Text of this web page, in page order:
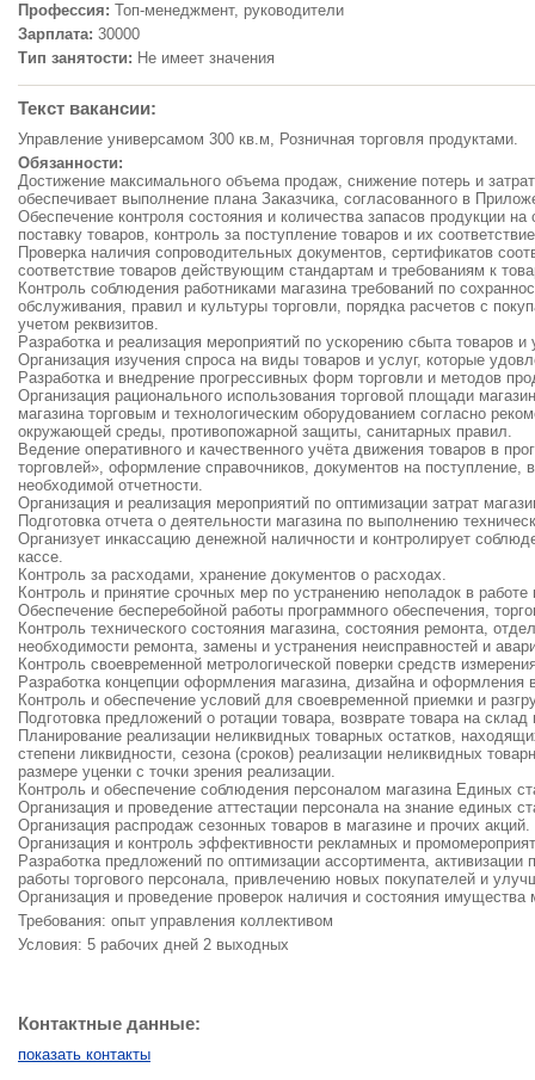
Профессия: Топ-менеджмент, руководители
Зарплата: 30000
Тип занятости: Не имеет значения
Текст вакансии:
Управление универсамом 300 кв.м, Розничная торговля продуктами.
Обязанности:
Достижение максимального объема продаж, снижение потерь и
обеспечивает выполнение плана Заказчика, согласованного в
Обеспечение контроля состояния и количества запасов продукции
поставку товаров, контроль за поступление товаров и их
Проверка наличия сопроводительных документов, сертификатов
соответствие товаров действующим стандартам и требованиям к
Контроль соблюдения работниками магазина требований по
обслуживания, правил и культуры торговли, порядка расчетов с
учетом реквизитов.
Разработка и реализация мероприятий по ускорению сбыта товаров
Организация изучения спроса на виды товаров и услуг, которые
Разработка и внедрение прогрессивных форм торговли и методов
Организация рационального использования торговой площади
магазина торговым и технологическим оборудованием согласно
окружающей среды, противопожарной защиты, санитарных правил.
Ведение оперативного и качественного учёта движения товаров в
торговлей», оформление справочников, документов на поступление,
необходимой отчетности.
Организация и реализация мероприятий по оптимизации затрат
Подготовка отчета о деятельности магазина по выполнению
Организует инкассацию денежной наличности и контролирует
кассе.
Контроль за расходами, хранение документов о расходах.
Контроль и принятие срочных мер по устранению неполадок в работе
Обеспечение бесперебойной работы программного обеспечения,
Контроль технического состояния магазина, состояния ремонта,
необходимости ремонта, замены и устранения неисправностей и
Контроль своевременной метрологической поверки средств
Разработка концепции оформления магазина, дизайна и оформления
Контроль и обеспечение условий для своевременной приемки и
Подготовка предложений о ротации товара, возврате товара на склад
Планирование реализации неликвидных товарных остатков,
степени ликвидности, сезона (сроков) реализации неликвидных
размере уценки с точки зрения реализации.
Контроль и обеспечение соблюдения персоналом магазина Единых
Организация и проведение аттестации персонала на знание единых
Организация распродаж сезонных товаров в магазине и прочих акций.
Организация и контроль эффективности рекламных и
Разработка предложений по оптимизации ассортимента,
работы торгового персонала, привлечению новых покупателей и
Организация и проведение проверок наличия и состояния имущества
Требования: опыт управления коллективом
Условия: 5 рабочих дней 2 выходных
Контактные данные:
показать контакты